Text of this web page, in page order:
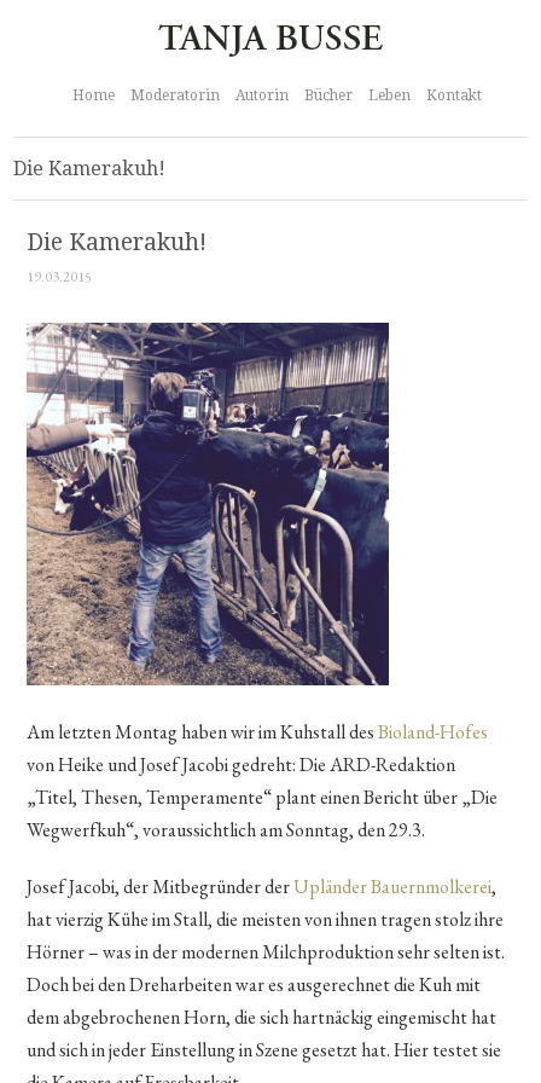
Home Moderatorin Autorin Bücher Leben Kontakt
Die Kamerakuh!
Die Kamerakuh!
19.03.2015
Am letzten Montag haben wir im Kuhstall desBioland-Hofes
von Heike und Josef Jacobi gedreht: Die ARD-Redaktion
„Titel, Thesen, Temperamente“ plant einen Bericht über „Die
Wegwerfkuh“, voraussichtlich am Sonntag, den 29.3.
Josef Jacobi, der Mitbegründer derUpländer Bauernmolkerei,
hat vierzig Kühe im Stall, die meisten von ihnen tragen stolz ihre
Hörner – was in der modernen Milchproduktion sehr selten ist.
Doch bei den Dreharbeiten war es ausgerechnet die Kuh mit
dem abgebrochenen Horn, die sich hartnäckig eingemischt hat
und sich in jeder Einstellung in Szene gesetzt hat. Hier testet sie